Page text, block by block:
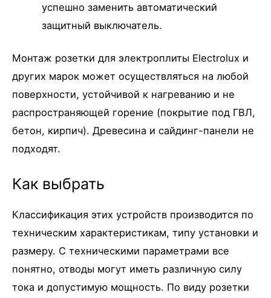
успешно заменить автоматический
защитный выключатель.
Монтаж розетки для электроплиты Electrolux и
других марок может осуществляться на любой
поверхности, устойчивой к нагреванию и не
распространяющей горение (покрытие под ГВЛ,
бетон, кирпич). Древесина и сайдинг-панели не
подходят.
Как выбрать
Классификация этих устройств производится по
техническим характеристикам, типу установки и
размеру. С техническими параметрами все
понятно, отводы могут иметь различную силу
тока и допустимую мощность. По виду розетки